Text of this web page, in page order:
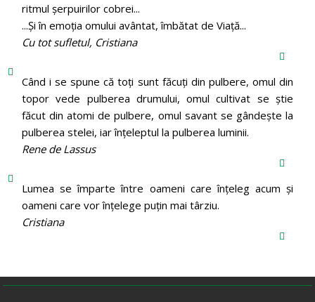
ritmul şerpuirilor cobrei...
...Şi în emoţia omului avântat, îmbătat de Viaţă...
Cu tot sufletul, Cristiana
Când i se spune că toți sunt făcuți din pulbere, omul din
topor vede pulberea drumului, omul cultivat se știe
făcut din atomi de pulbere, omul savant se gândește la
pulberea stelei, iar înțeleptul la pulberea luminii.
Rene de Lassus
Lumea se împarte între oameni care înțeleg acum și
oameni care vor înțelege puțin mai târziu.
Cristiana